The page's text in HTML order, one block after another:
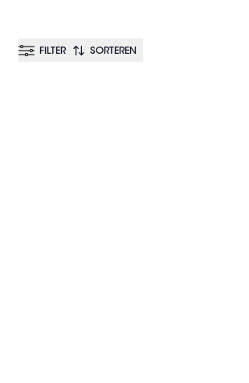
FILTER SORTEREN